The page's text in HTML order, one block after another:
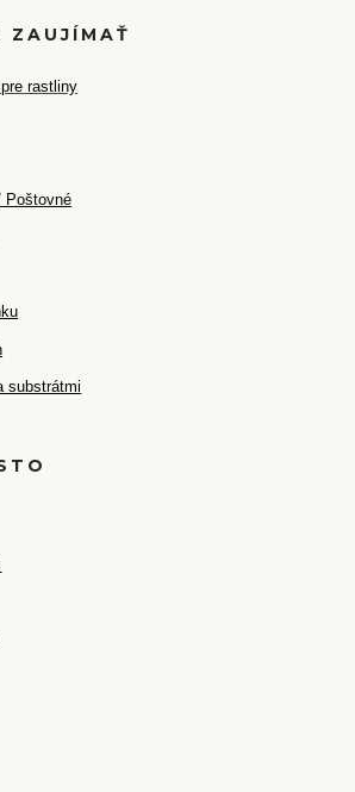
ZAUJÍMAŤ
rastliny
Poštovné
substrátmi